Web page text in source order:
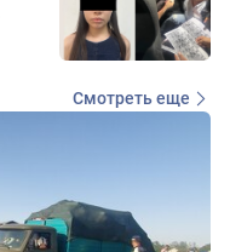
Смотреть еще